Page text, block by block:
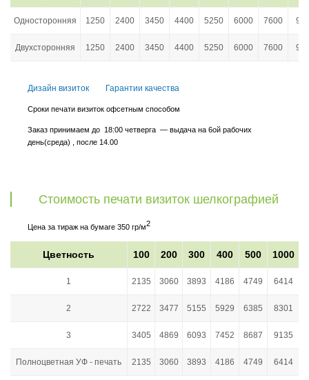
Односторонняя 1250 2400 3450 4400 5250 6000 7600
Двухсторонняя 1250 2400 3450 4400 5250 6000 7600
Дизайн визиток Гарантии качества
Сроки печати визиток офсетным способом
Заказ принимаем до 18:00 четверга — выдача на 6ой рабочих
день(среда) , после 14.00
Стоимость печати визиток шелкографией
Цена за тираж на бумаге 350 гр/м2
Цветность 100 200 300 400 500 1000
1 2135 3060 3893 4186 4749 6414
2 2722 3477 5155 5929 6385 8301
3 3405 4869 6093 7452 8687 9135
Полноцветная УФ - печать 2135 3060 3893 4186 4749 6414